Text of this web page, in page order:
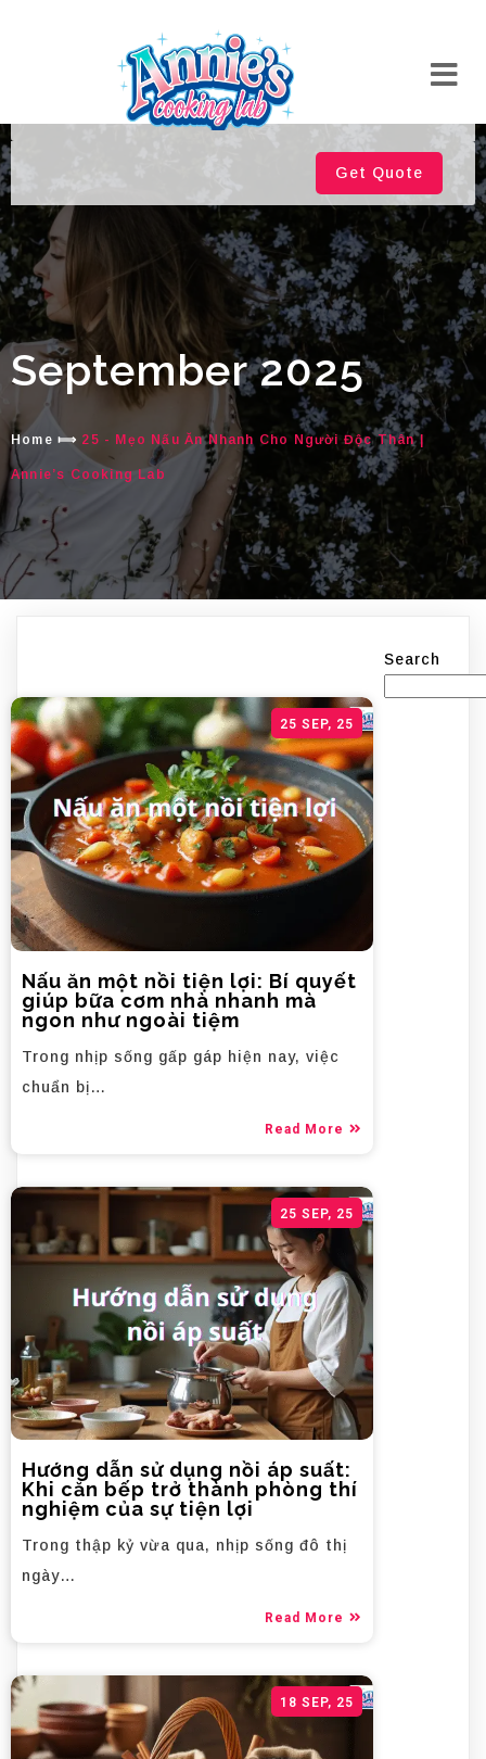
Get Quote
September 2025
Home ⟾ 25 - Mẹo Nấu Ăn Nhanh Cho Người Độc Thân |
Annie’s Cooking Lab
Nấu ăn một nồi tiện lợi: Bí quyết
giúp bữa cơm nhà nhanh mà
ngon như ngoài tiệm
25 SEP, 25
Trong nhịp sống gấp gáp hiện nay, việc
chuẩn bị…
Read More
Hướng dẫn sử dụng nồi áp suất:
Khi căn bếp trở thành phòng thí
nghiệm của sự tiện lợi
25 SEP, 25
Trong thập kỷ vừa qua, nhịp sống đô thị
ngày…
Read More
18 SEP, 25
Search